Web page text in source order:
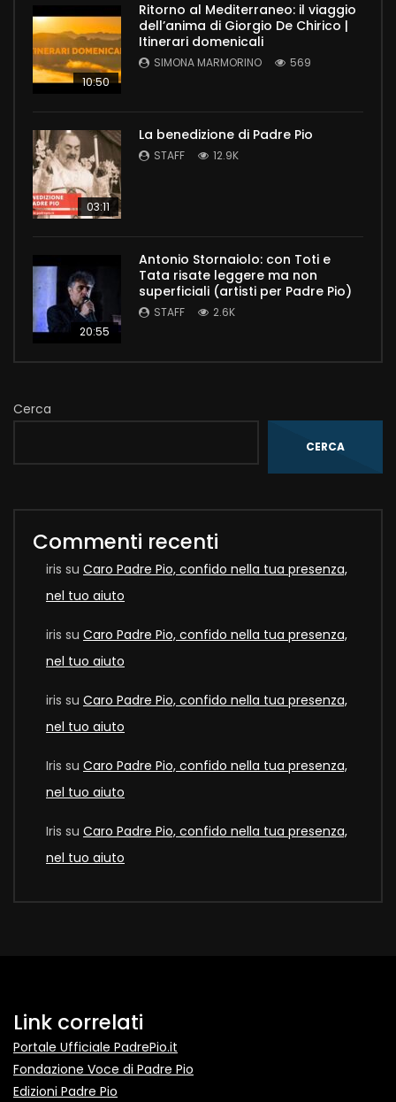
10:50
Ritorno al Mediterraneo: il viaggio
dell’anima di Giorgio De Chirico |
Itinerari domenicali
SIMONA MARMORINO 569
03:11
La benedizione di Padre Pio
STAFF 12.9K
20:55
Antonio Stornaiolo: con Toti e
Tata risate leggere ma non
superficiali (artisti per Padre Pio)
STAFF 2.6K
Cerca
CERCA
Commenti recenti
iris su Caro Padre Pio, confido nella tua presenza,
nel tuo aiuto
iris su Caro Padre Pio, confido nella tua presenza,
nel tuo aiuto
iris su Caro Padre Pio, confido nella tua presenza,
nel tuo aiuto
Iris su Caro Padre Pio, confido nella tua presenza,
nel tuo aiuto
Iris su Caro Padre Pio, confido nella tua presenza,
nel tuo aiuto
Link correlati
Portale Ufficiale PadrePio.it
Fondazione Voce di Padre Pio
Edizioni Padre Pio